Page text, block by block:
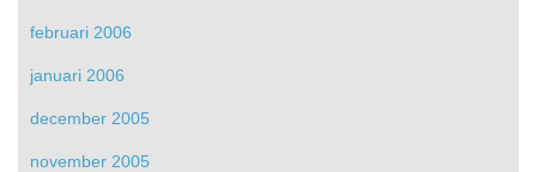
februari 2006
januari 2006
december 2005
november 2005